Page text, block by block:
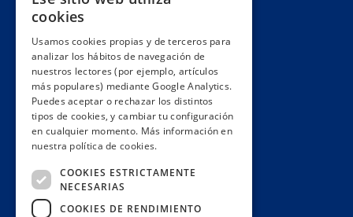
Impacto
Premios
Formación
Código ético
Re-publica
Muro de donantes
cookies
Usamos cookies propias y de terceros para
analizar los hábitos de navegación de
nuestros lectores (por ejemplo, artículos
más populares) mediante Google Analytics.
Puedes aceptar o rechazar los distintos
tipos de cookies, y cambiar tu configuración
en cualquier momento. Más información en
nuestra política de cookies.
COOKIES ESTRICTAMENTE
NECESARIAS
COOKIES DE RENDIMIENTO